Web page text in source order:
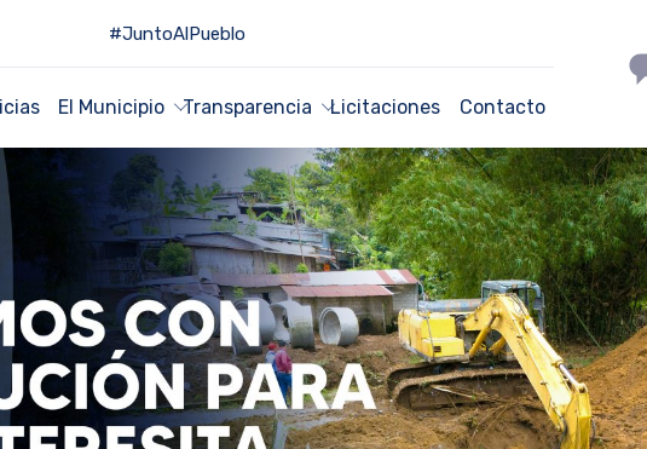
#JuntoAlPueblo
El Municipio Transparencia Licitaciones Contacto